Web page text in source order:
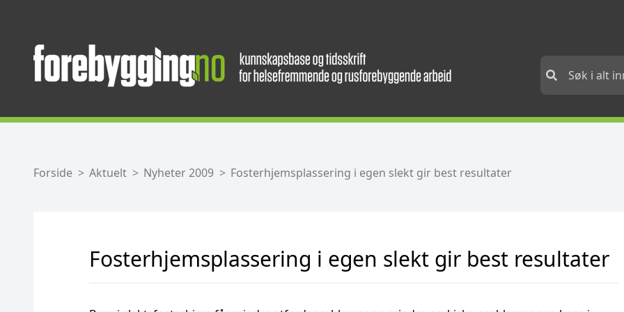
Forside Aktuelt Nyheter 2009 Fosterhjemsplassering i egen slekt gir best resultater
Fosterhjemsplassering i egen slekt gir best resultater